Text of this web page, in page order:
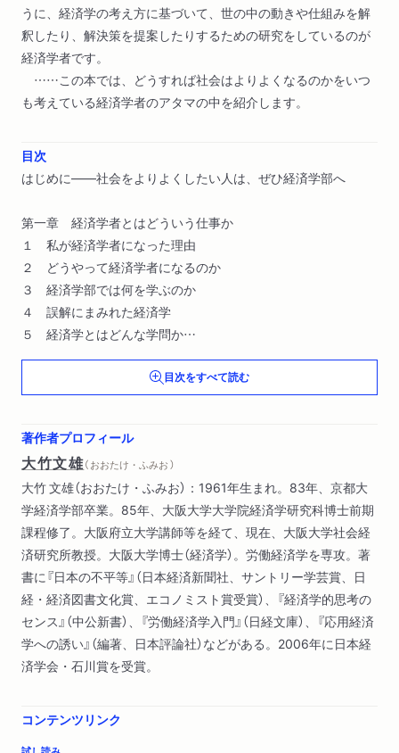
うに、経済学の考え方に基づいて、世の中の動きや仕組みを解
釈したり、解決策を提案したりするための研究をしているのが
経済学者です。
……この本では、どうすれば社会はよりよくなるのかをいつ
も考えている経済学者のアタマの中を紹介します。
目次
はじめに――社会をよりよくしたい人は、ぜひ経済学部へ
第一章 経済学者とはどういう仕事か
１ 私が経済学者になった理由
２ どうやって経済学者になるのか
３ 経済学部では何を学ぶのか
４ 誤解にまみれた経済学
５ 経済学とはどんな学問か
６ 行動経済学への目覚め
第二章 経済学者はどのように世の中を捉えているか
２ 社会と経済の関わり
３ 経済学者が目指すものは
第三章 行動経済学とはどんな学問か
１ 行動経済学の始まり
２ 行動経済学の実践
第四章 経済学は社会にどう「役に立つ」のか
１ 人間の行動をよりよく変える
２ 行動経済学とゲーム理論
３ 「努力する仕組み」の行動経済学的解決
目次をすべて読む
著作者プロフィール
大竹文雄（ おおたけ・ふみお ）
大竹 文雄（おおたけ・ふみお）：1961年生まれ。83年、京都大
学経済学部卒業。85年、大阪大学大学院経済学研究科博士前期
課程修了。大阪府立大学講師等を経て、現在、大阪大学社会経
済研究所教授。大阪大学博士（経済学）。労働経済学を専攻。著
書に『日本の不平等』（日本経済新聞社、サントリー学芸賞、日
経・経済図書文化賞、エコノミスト賞受賞）、『経済学的思考の
センス』（中公新書）、『労働経済学入門』（日経文庫）、『応用経済
学への誘い』（編著、日本評論社）などがある。2006年に日本経
済学会・石川賞を受賞。
コンテンツリンク